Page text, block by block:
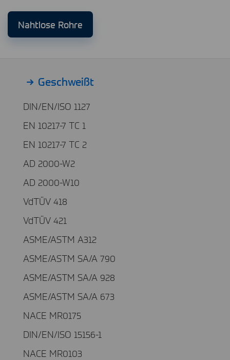
Nahtlose Rohre
Geschweißt
DIN/EN/ISO 1127
EN 10217-7 TC 1
EN 10217-7 TC 2
AD 2000-W2
AD 2000-W10
VdTÜV 418
VdTÜV 421
ASME/ASTM A312
ASME/ASTM SA/A 790
ASME/ASTM SA/A 928
ASME/ASTM SA/A 673
NACE MR0175
DIN/EN/ISO 15156-1
NACE MR0103